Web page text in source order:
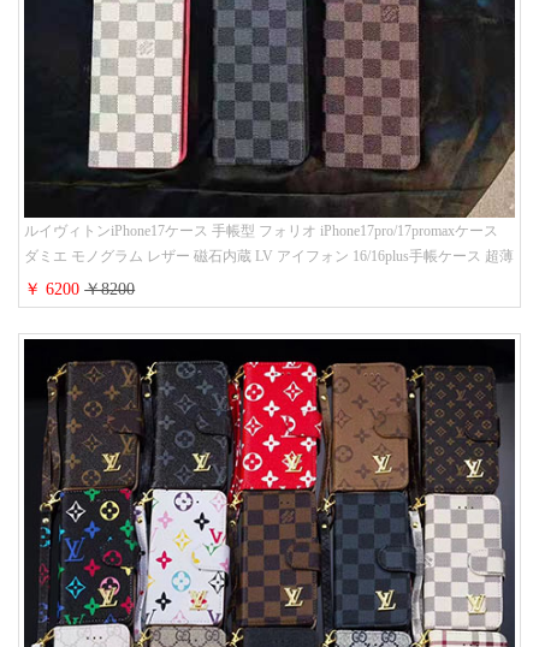
ルイヴィトンiPhone17ケース 手帳型 フォリオ iPhone17pro/17promaxケース
ダミエ モノグラム レザー 磁石内蔵 LV アイフォン 16/16plus手帳ケース 超薄
ビジネス風 メンズ レディース おしゃれ ブランドiphone15/14/13手帳型スマ
ホケース お 揃い
￥ 6200￥8200